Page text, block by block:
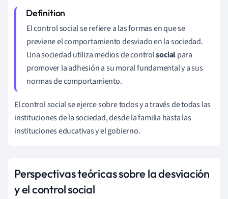
El control social se refiere a las formas en que se
previene el comportamiento desviado en la sociedad.
Una sociedad utiliza medios de controlsocialpara
promover la adhesión a su moral fundamental y a sus
normas de comportamiento.
El control social se ejerce sobre todos y a través de todas las
instituciones de la sociedad, desde la familia hasta las
instituciones educativas y el gobierno.
Perspectivas teóricas sobre la desviación
y el control social